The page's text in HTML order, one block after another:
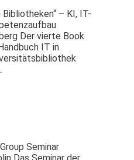
– KI, IT-
Der vierte Book
IT in
Seminar
Das Seminar der